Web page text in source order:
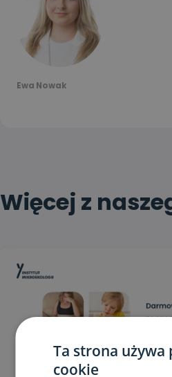
Ewa Nowak
Więcej z
Ta strona używa
cookie